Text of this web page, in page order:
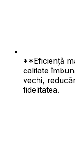
**Eficiență
calitate
vechi,
fidelitatea.